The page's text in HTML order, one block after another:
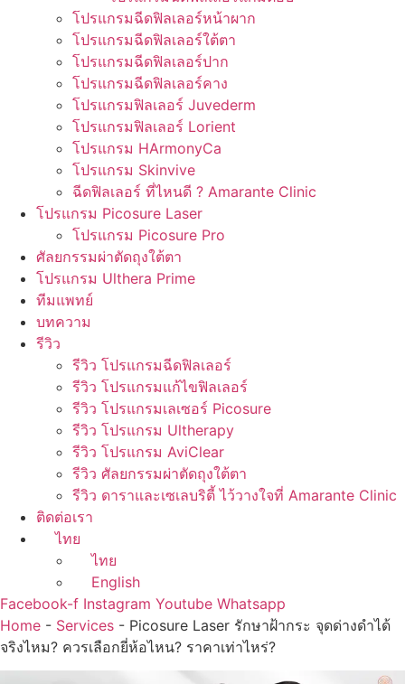
โปรแกรมฉีดฟิลเลอร์หน้าผาก
โปรแกรมฉีดฟิลเลอร์ใต้ตา
โปรแกรมฉีดฟิลเลอร์ปาก
โปรแกรมฉีดฟิลเลอร์คาง
โปรแกรมฟิลเลอร์ Juvederm
โปรแกรมฟิลเลอร์ Lorient
โปรแกรม HArmonyCa
โปรแกรม Skinvive
ฉีดฟิลเลอร์ ที่ไหนดี ? Amarante Clinic
โปรแกรม Picosure Laser
โปรแกรม Picosure Pro
ศัลยกรรมผ่าตัดถุงใต้ตา
โปรแกรม Ulthera Prime
ทีมแพทย์
บทความ
รีวิว
รีวิว โปรแกรมฉีดฟิลเลอร์
รีวิว โปรแกรมแก้ไขฟิลเลอร์
รีวิว โปรแกรมเลเซอร์ Picosure
รีวิว โปรแกรม Ultherapy
รีวิว โปรแกรม AviClear
รีวิว ศัลยกรรมผ่าตัดถุงใต้ตา
รีวิว ดาราและเซเลบริตี้ ไว้วางใจที่ Amarante Clinic
ติดต่อเรา
ไทย
ไทย
English
Facebook-f Instagram Youtube Whatsapp
Home - Services - Picosure Laser รักษาฝ้ากระ จุดด่างดำได้
จริงไหม? ควรเลือกยี่ห้อไหน? ราคาเท่าไหร่?